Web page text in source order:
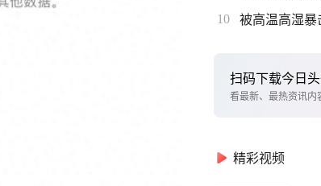
10 被高温高湿
扫码下载今日
看最新、最热资讯内
精彩视频